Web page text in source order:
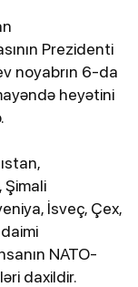
Prezidenti
noyabrın 6-da
heyətini
İsveç, Çex,
NATO-
daxildir.